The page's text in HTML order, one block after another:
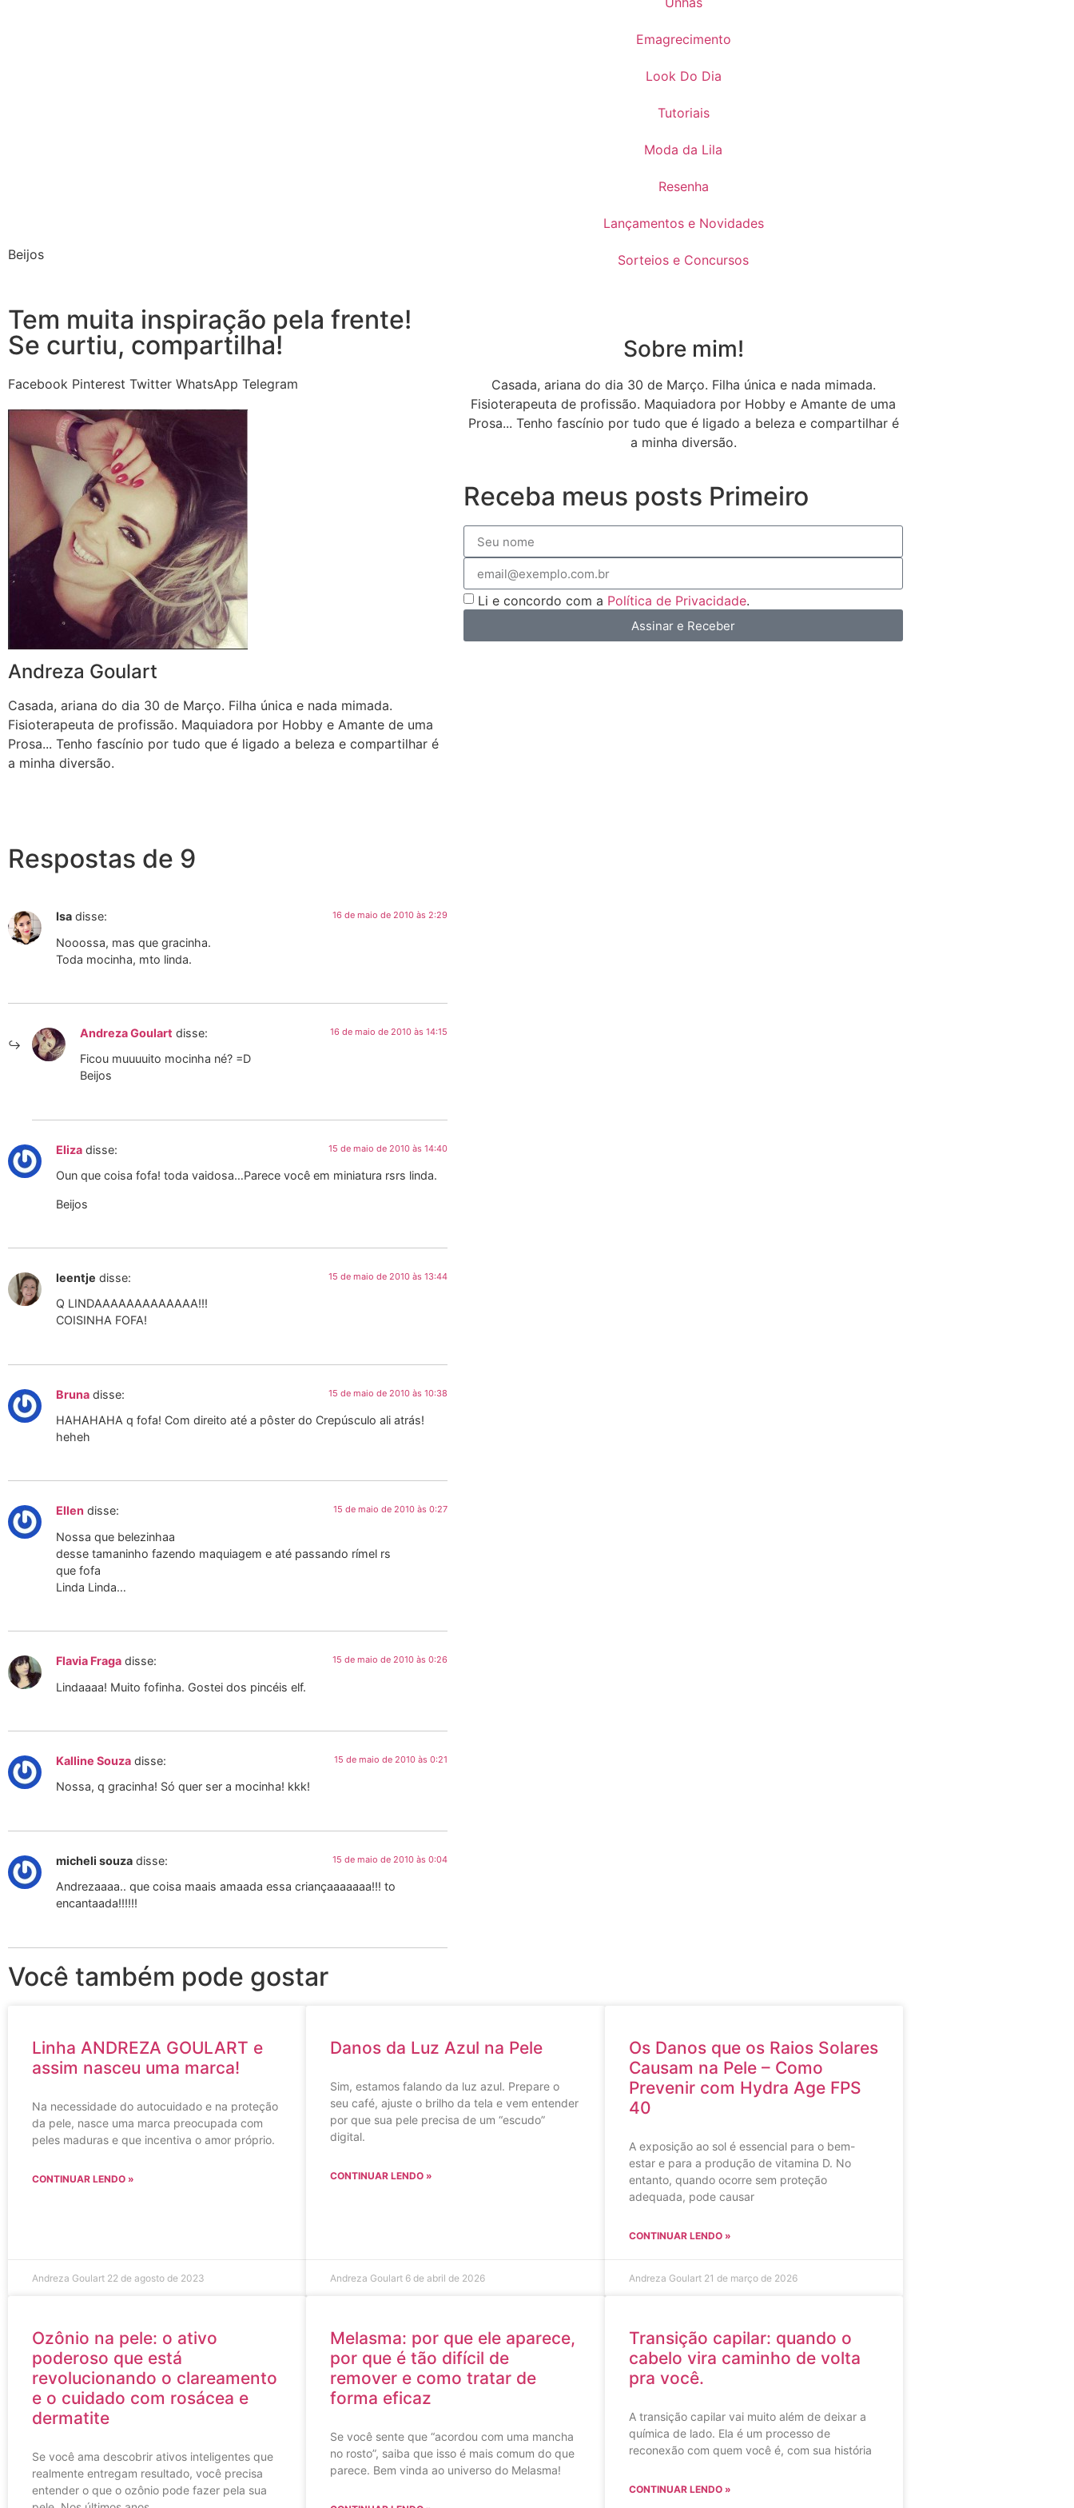
Beijos
Tem muita inspiração pela frente!
Se curtiu, compartilha!
Facebook Pinterest Twitter WhatsApp Telegram
Andreza Goulart
Casada, ariana do dia 30 de Março. Filha única e nada mimada.
Fisioterapeuta de profissão. Maquiadora por Hobby e Amante de uma
Prosa... Tenho fascínio por tudo que é ligado a beleza e compartilhar é
a minha diversão.
Respostas de 9
Isa disse: 16 de maio de 2010 às 2:29
Nooossa, mas que gracinha.
Toda mocinha, mto linda.
Andreza Goulart disse: 16 de maio de 2010 às 14:15
Ficou muuuuito mocinha né? =D
Beijos
Eliza disse: 15 de maio de 2010 às 14:40
Oun que coisa fofa! toda vaidosa…Parece você em miniatura rsrs linda.
Beijos
leentje disse: 15 de maio de 2010 às 13:44
Q LINDAAAAAAAAAAAAA!!!
COISINHA FOFA!
Bruna disse: 15 de maio de 2010 às 10:38
HAHAHAHA q fofa! Com direito até a pôster do Crepúsculo ali atrás!
heheh
Ellen disse: 15 de maio de 2010 às 0:27
Nossa que belezinhaa
desse tamaninho fazendo maquiagem e até passando rímel rs
que fofa
Linda Linda…
Flavia Fraga disse: 15 de maio de 2010 às 0:26
Lindaaaa! Muito fofinha. Gostei dos pincéis elf.
Kalline Souza disse: 15 de maio de 2010 às 0:21
Nossa, q gracinha! Só quer ser a mocinha! kkk!
micheli souza disse: 15 de maio de 2010 às 0:04
Andrezaaaa.. que coisa maais amaada essa criançaaaaaaa!!! to
encantaada!!!!!!
Emagrecimento
Look Do Dia
Tutoriais
Moda da Lila
Resenha
Lançamentos e Novidades
Sorteios e Concursos
Sobre mim!
Casada, ariana do dia 30 de Março. Filha única e nada mimada.
Fisioterapeuta de profissão. Maquiadora por Hobby e Amante de uma
Prosa... Tenho fascínio por tudo que é ligado a beleza e compartilhar é
a minha diversão.
Receba meus posts Primeiro
Li e concordo com a Política de Privacidade.
Assinar e Receber
Você também pode gostar
Linha ANDREZA GOULART e
assim nasceu uma marca!
Na necessidade do autocuidado e na proteção
da pele, nasce uma marca preocupada com
peles maduras e que incentiva o amor próprio.
CONTINUAR LENDO »
Andreza Goulart 22 de agosto de 2023
Danos da Luz Azul na Pele
Sim, estamos falando da luz azul. Prepare o
seu café, ajuste o brilho da tela e vem entender
por que sua pele precisa de um “escudo”
digital.
CONTINUAR LENDO »
Andreza Goulart 6 de abril de 2026
Os Danos que os Raios Solares
Causam na Pele – Como
Prevenir com Hydra Age FPS
40
A exposição ao sol é essencial para o bem-
estar e para a produção de vitamina D. No
entanto, quando ocorre sem proteção
adequada, pode causar
CONTINUAR LENDO »
Andreza Goulart 21 de março de 2026
Ozônio na pele: o ativo
poderoso que está
revolucionando o clareamento
e o cuidado com rosácea e
dermatite
Se você ama descobrir ativos inteligentes que
realmente entregam resultado, você precisa
entender o que o ozônio pode fazer pela sua
Melasma: por que ele aparece,
por que é tão difícil de
remover e como tratar de
forma eficaz
Se você sente que “acordou com uma mancha
no rosto”, saiba que isso é mais comum do que
parece. Bem vinda ao universo do Melasma!
Transição capilar: quando o
cabelo vira caminho de volta
pra você.
A transição capilar vai muito além de deixar a
química de lado. Ela é um processo de
reconexão com quem você é, com sua história
CONTINUAR LENDO »